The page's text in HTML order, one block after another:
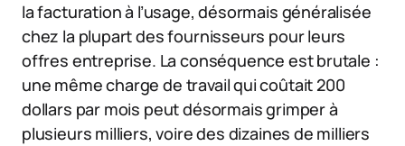
la facturation à l’usage, désormais généralisée
chez la plupart des fournisseurs pour leurs
offres entreprise. La conséquence est brutale :
une même charge de travail qui coûtait 200
dollars par mois peut désormais grimper à
plusieurs milliers, voire des dizaines de milliers